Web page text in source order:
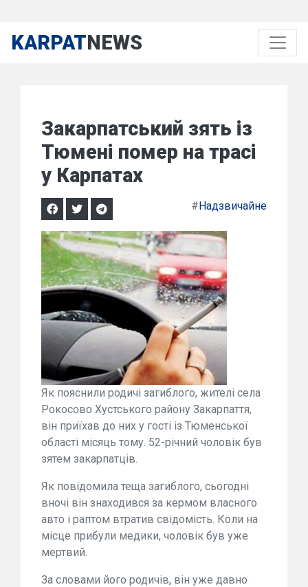
KARPATNEWS
Закарпатський зять із
Тюмені помер на трасі
у Карпатах
#Надзвичайне
Як пояснили родичі загиблого, жителі села
Рокосово Хустського району Закарпаття,
він приїхав до них у гості із Тюменської
області місяць тому. 52-річний чоловік був
зятем закарпатців.
Як повідомила теща загиблого, сьогодні
вночі він знаходився за кермом власного
авто і раптом втратив свідомість. Коли на
місце прибули медики, чоловік був уже
мертвий.
За словами його родичів, він уже давно